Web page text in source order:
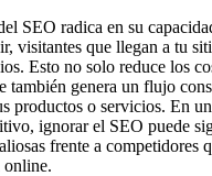
SEO radica en su
visitantes que llegan a tu
Esto no solo reduce los
también genera un flujo
productos o servicios. En
ignorar el SEO puede
frente a competidores
online.